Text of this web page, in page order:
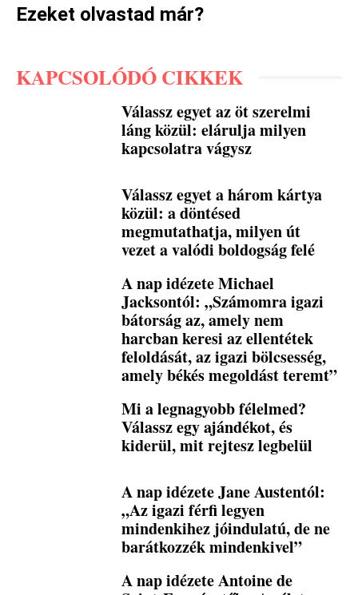
Ezeket olvastad már?
KAPCSOLÓDÓ CIKKEK
Válassz egyet az öt szerelmi
láng közül: elárulja milyen
kapcsolatra vágysz
Válassz egyet a három kártya
közül: a döntésed
megmutathatja, milyen út
vezet a valódi boldogság felé
A nap idézete Michael
Jacksontól: „Számomra igazi
bátorság az, amely nem
harcban keresi az ellentétek
feloldását, az igazi bölcsesség,
amely békés megoldást teremt”
Mi a legnagyobb félelmed?
Válassz egy ajándékot, és
kiderül, mit rejtesz legbelül
A nap idézete Jane Austentól:
„Az igazi férfi legyen
mindenkihez jóindulatú, de ne
barátkozzék mindenkivel”
A nap idézete Antoine de